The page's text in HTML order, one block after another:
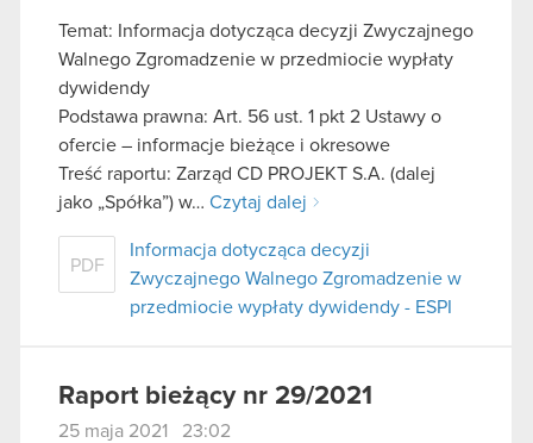
Temat: Informacja dotycząca decyzji Zwyczajnego
Walnego Zgromadzenie w przedmiocie wypłaty
dywidendy
Podstawa prawna: Art. 56 ust. 1 pkt 2 Ustawy o
ofercie – informacje bieżące i okresowe
Treść raportu: Zarząd CD PROJEKT S.A. (dalej
jako „Spółka”) w… Czytaj dalej
PDF
Informacja dotycząca decyzji
Zwyczajnego Walnego Zgromadzenie w
przedmiocie wypłaty dywidendy - ESPI
Raport bieżący nr 29/2021
25 maja 2021 23:02